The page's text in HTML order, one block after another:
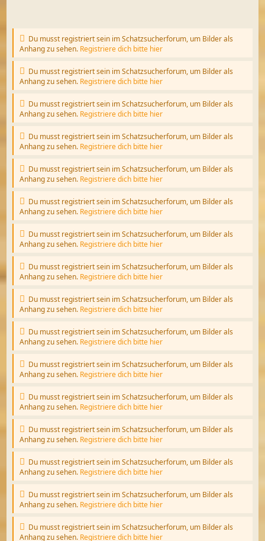
Du musst registriert sein im Schatzsucherforum, um Bilder als
Anhang zu sehen. Registriere dich bitte hier
Du musst registriert sein im Schatzsucherforum, um Bilder als
Anhang zu sehen. Registriere dich bitte hier
Du musst registriert sein im Schatzsucherforum, um Bilder als
Anhang zu sehen. Registriere dich bitte hier
Du musst registriert sein im Schatzsucherforum, um Bilder als
Anhang zu sehen. Registriere dich bitte hier
Du musst registriert sein im Schatzsucherforum, um Bilder als
Anhang zu sehen. Registriere dich bitte hier
Du musst registriert sein im Schatzsucherforum, um Bilder als
Anhang zu sehen. Registriere dich bitte hier
Du musst registriert sein im Schatzsucherforum, um Bilder als
Anhang zu sehen. Registriere dich bitte hier
Du musst registriert sein im Schatzsucherforum, um Bilder als
Anhang zu sehen. Registriere dich bitte hier
Du musst registriert sein im Schatzsucherforum, um Bilder als
Anhang zu sehen. Registriere dich bitte hier
Du musst registriert sein im Schatzsucherforum, um Bilder als
Anhang zu sehen. Registriere dich bitte hier
Du musst registriert sein im Schatzsucherforum, um Bilder als
Anhang zu sehen. Registriere dich bitte hier
Du musst registriert sein im Schatzsucherforum, um Bilder als
Anhang zu sehen. Registriere dich bitte hier
Du musst registriert sein im Schatzsucherforum, um Bilder als
Anhang zu sehen. Registriere dich bitte hier
Du musst registriert sein im Schatzsucherforum, um Bilder als
Anhang zu sehen. Registriere dich bitte hier
Du musst registriert sein im Schatzsucherforum, um Bilder als
Anhang zu sehen. Registriere dich bitte hier
Du musst registriert sein im Schatzsucherforum, um Bilder als
Anhang zu sehen. Registriere dich bitte hier